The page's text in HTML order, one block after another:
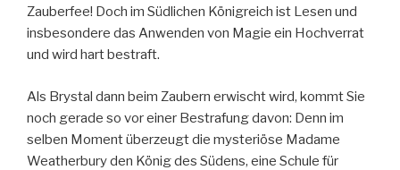
Zauberfee! Doch im Südlichen Königreich ist Lesen und
insbesondere das Anwenden von Magie ein Hochverrat
und wird hart bestraft.
Als Brystal dann beim Zaubern erwischt wird, kommt Sie
noch gerade so vor einer Bestrafung davon: Denn im
selben Moment überzeugt die mysteriöse Madame
Weatherbury den König des Südens, eine Schule für